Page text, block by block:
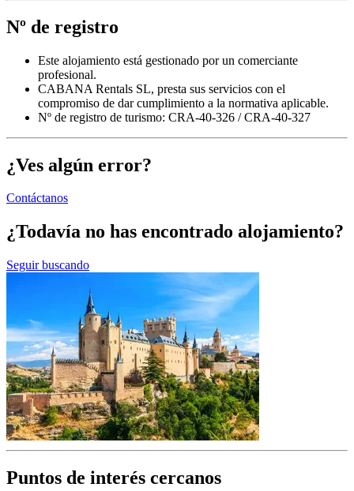
Nº de registro
Este alojamiento está gestionado por un comerciante
profesional.
CABANA Rentals SL, presta sus servicios con el
compromiso de dar cumplimiento a la normativa aplicable.
Nº de registro de turismo: CRA-40-326 / CRA-40-327
¿Ves algún error?
Contáctanos
¿Todavía no has encontrado alojamiento?
Seguir buscando
Puntos de interés cercanos